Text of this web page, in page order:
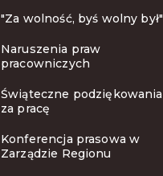
"Za wolność, byś wolny był"
Naruszenia praw
pracowniczych
Świąteczne podziękowania
za pracę
Konferencja prasowa w
Zarządzie Regionu